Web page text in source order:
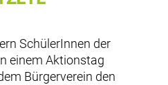
SchülerInnen der
einem Aktionstag
Bürgerverein den